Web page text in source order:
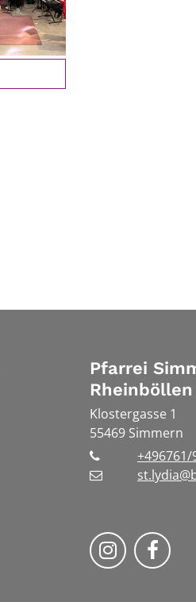
Pfarrei
Klostergasse 1
55469 Simmern
+496761/
Wir aufWir